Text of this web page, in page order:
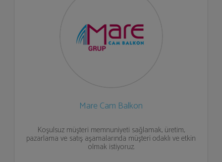
Mare Cam Balkon
Koşulsuz müşteri memnuniyeti sağlamak, üretim,
pazarlama ve satış aşamalarında müşteri odaklı ve etkin
olmak istiyoruz.